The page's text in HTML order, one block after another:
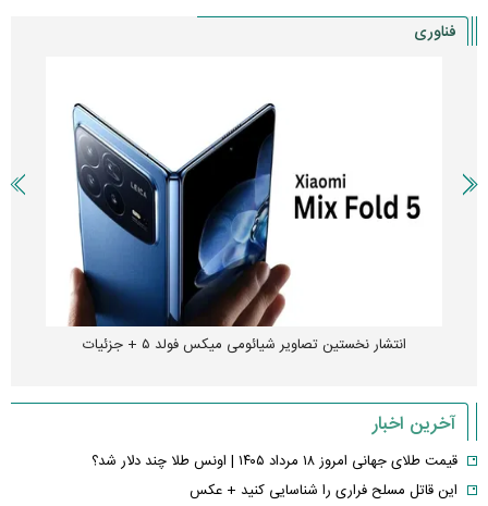
فناوری
انتشار نخستین تصاویر شیائومی میکس فولد ۵ + جزئیات
آخرین اخبار
قیمت طلای جهانی امروز ۱۸ مرداد ۱۴۰۵ | اونس طلا چند دلار شد؟
این قاتل مسلح فراری را شناسایی کنید + عکس